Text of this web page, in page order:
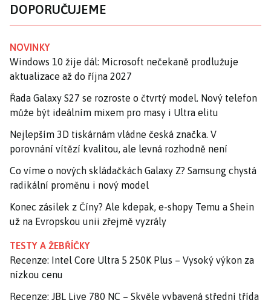
DOPORUČUJEME
NOVINKY
Windows 10 žije dál: Microsoft nečekaně prodlužuje
aktualizace až do října 2027
Řada Galaxy S27 se rozroste o čtvrtý model. Nový telefon
může být ideálním mixem pro masy i Ultra elitu
Nejlepším 3D tiskárnám vládne česká značka. V
porovnání vítězí kvalitou, ale levná rozhodně není
Co víme o nových skládačkách Galaxy Z? Samsung chystá
radikální proměnu i nový model
Konec zásilek z Číny? Ale kdepak, e-shopy Temu a Shein
už na Evropskou unii zřejmě vyzrály
TESTY A ŽEBŘÍČKY
Recenze: Intel Core Ultra 5 250K Plus – Vysoký výkon za
nízkou cenu
Recenze: JBL Live 780 NC – Skvěle vybavená střední třída